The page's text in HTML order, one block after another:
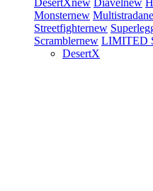
DesertXnew Diavelnew
Monsternew Multistrada
Streetfighternew
Scramblernew LIMITED
DesertX